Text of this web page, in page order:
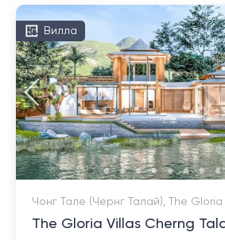
Вилла
Чонг Тале (Чернг Талай), The
The Gloria Villas Cherng